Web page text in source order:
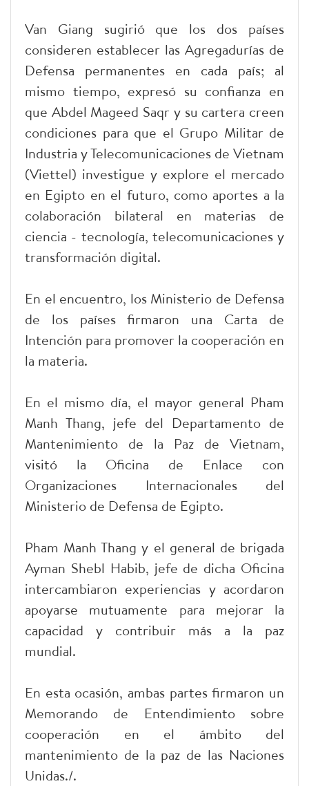
Van Giang sugirió que los dos países
consideren establecer las Agregadurías de
Defensa permanentes en cada país; al
mismo tiempo, expresó su confianza en
que Abdel Mageed Saqr y su cartera creen
condiciones para que el Grupo Militar de
Industria y Telecomunicaciones de Vietnam
(Viettel) investigue y explore el mercado
en Egipto en el futuro, como aportes a la
colaboración bilateral en materias de
ciencia - tecnología, telecomunicaciones y
transformación digital.
En el encuentro, los Ministerio de Defensa
de los países firmaron una Carta de
Intención para promover la cooperación en
la materia.
En el mismo día, el mayor general Pham
Manh Thang, jefe del Departamento de
Mantenimiento de la Paz de Vietnam,
visitó la Oficina de Enlace con
Organizaciones Internacionales del
Ministerio de Defensa de Egipto.
Pham Manh Thang y el general de brigada
Ayman Shebl Habib, jefe de dicha Oficina
intercambiaron experiencias y acordaron
apoyarse mutuamente para mejorar la
capacidad y contribuir más a la paz
mundial.
En esta ocasión, ambas partes firmaron un
Memorando de Entendimiento sobre
cooperación en el ámbito del
mantenimiento de la paz de las Naciones
Unidas./.